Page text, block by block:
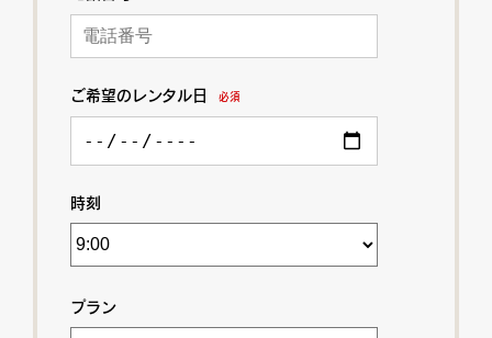
ご希望のレンタル日 必須
時刻
プラン